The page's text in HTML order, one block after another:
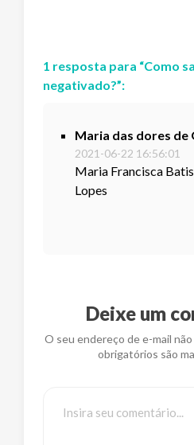
1 resposta para “Como
negativado?”:
Maria das dores de
2021-06-22 16:56:01
Maria Francisca
Lopes
Deixe um
O seu endereço de e-mail
obrigatórios são